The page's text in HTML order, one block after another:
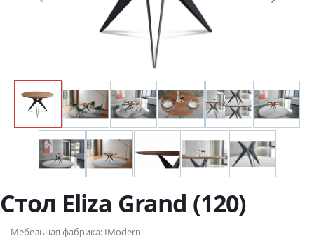
Стол Eliza Grand (120)
Мебельная фабрика: IModern